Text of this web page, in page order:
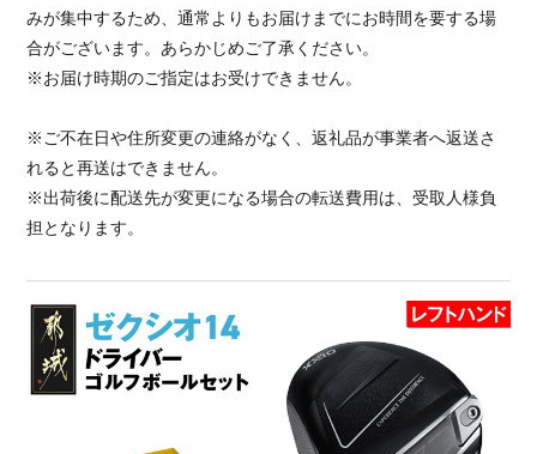
みが集中するため、通常よりもお届けまでにお時間を要する場
合がございます。あらかじめご了承ください。
※お届け時期のご指定はお受けできません。
※ご不在日や住所変更の連絡がなく、返礼品が事業者へ返送さ
れると再送はできません。
※出荷後に配送先が変更になる場合の転送費用は、受取人様負
担となります。